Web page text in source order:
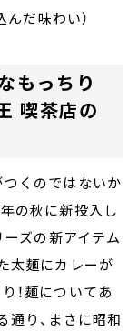
だ味わい）
もっちり
喫茶店の
くのではないか
の秋に新投入し
ーズの新アイテム
太麺にカレーが
！麺についてあ
通り、まさに昭和